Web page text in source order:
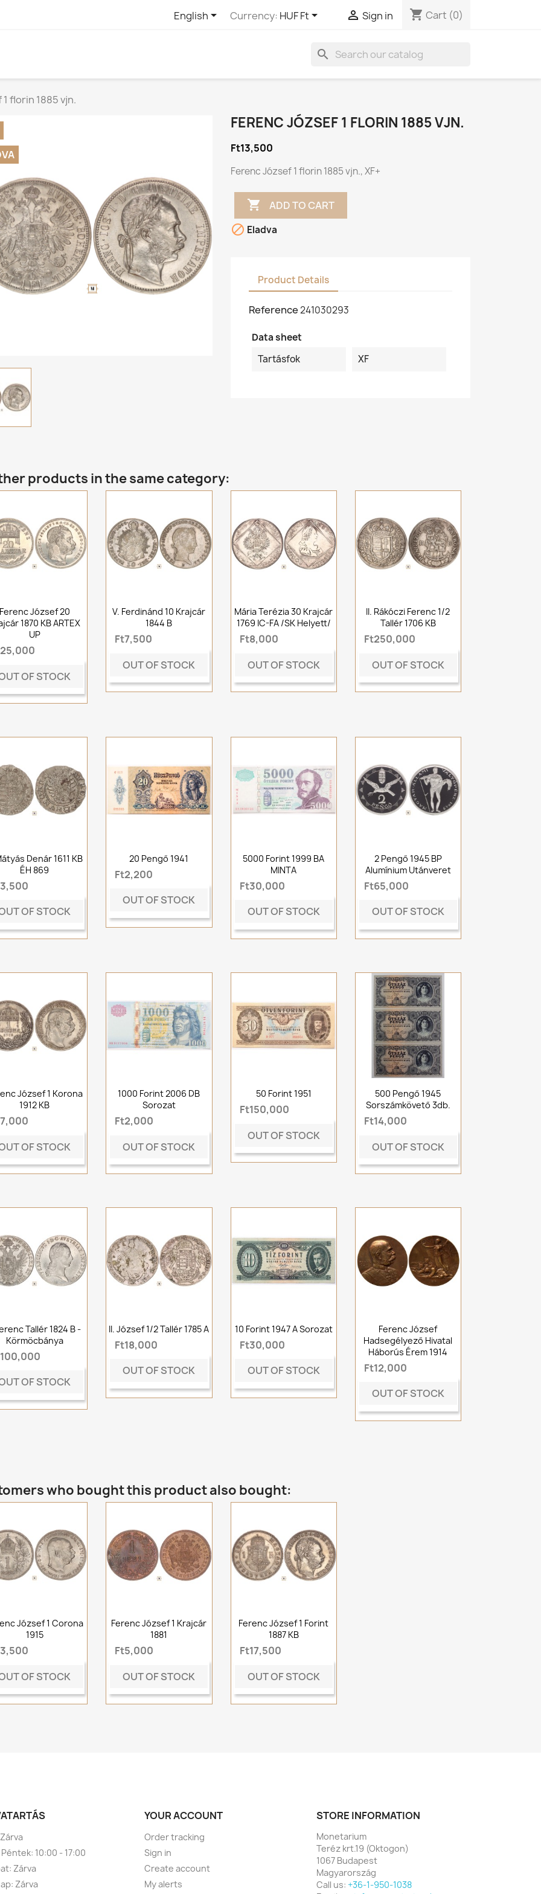
English Currency: HUF Ft  Sign in shopping_cart Cart (0)
search
florin 1885 vjn.
FERENC JÓZSEF 1 FLORIN 1885 VJN.
Ft13,500
Ferenc József 1 florin 1885 vjn., XF+
 ADD TO CART
 Eladva
Product Details
Reference241030293
Data sheet
Tartásfok
XF
products in the same category:
József 20
1870 KB ARTEX
UP
OF STOCK
V. Ferdinánd 10 Krajcár
1844 B
Ft7,500
OUT OF STOCK
Mária Terézia 30 Krajcár
1769 IC-FA /SK Helyett/
Ft8,000
OUT OF STOCK
II. Rákóczi Ferenc 1/2
Tallér 1706 KB
Ft250,000
OUT OF STOCK
Denár 1611 KB
ÉH 869
OF STOCK
20 Pengő 1941
Ft2,200
OUT OF STOCK
5000 Forint 1999 BA
MINTA
Ft30,000
OUT OF STOCK
2 Pengő 1945 BP
Alumínium Utánveret
Ft65,000
OUT OF STOCK
József 1 Korona
1912 KB
OF STOCK
1000 Forint 2006 DB
Sorozat
Ft2,000
OUT OF STOCK
50 Forint 1951
Ft150,000
OUT OF STOCK
500 Pengő 1945
Sorszámkövető 3db.
Ft14,000
OUT OF STOCK
Tallér 1824 B -
Körmöcbánya
OF STOCK
II. József 1/2 Tallér 1785 A
Ft18,000
OUT OF STOCK
10 Forint 1947 A Sorozat
Ft30,000
OUT OF STOCK
Ferenc József
Hadsegélyező Hivatal
Háborús Érem 1914
Ft12,000
OUT OF STOCK
who bought this product also bought:
József 1 Corona
1915
OF STOCK
Ferenc József 1 Krajcár
1881
Ft5,000
OUT OF STOCK
Ferenc József 1 Forint
1887 KB
Ft17,500
OUT OF STOCK
10:00 - 17:00
Zárva
Zárva
YOUR ACCOUNT
Order tracking
Sign in
Create account
My alerts
STORE INFORMATION
Monetarium
Teréz krt.19 (Oktogon)
1067 Budapest
Magyarország
Call us: +36-1-950-1038